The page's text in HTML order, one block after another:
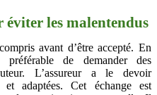
éviter les malentendus
avant d’être accepté. En
de demander des
L’assureur a le devoir
et adaptées. Cet échange est